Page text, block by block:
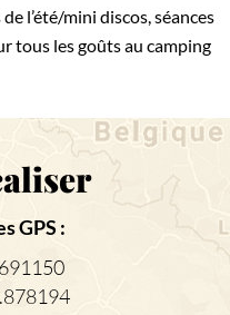
l’été/mini discos, séances
tous les goûts au camping
GPS :